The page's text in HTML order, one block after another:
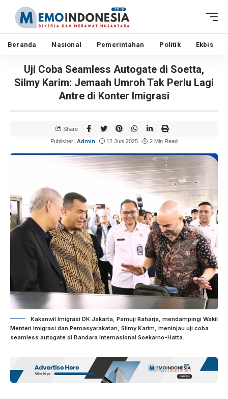
Beranda Nasional Pemerintahan Politik Ekbis
Uji Coba Seamless Autogate di Soetta,
Silmy Karim: Jemaah Umroh Tak Perlu Lagi
Antre di Konter Imigrasi
Publisher: Admin 12 Juni 2025 2 Min Read
Share
Kakanwil Imigrasi DK Jakarta, Pamuji Raharja, mendampingi Wakil
Menteri Imigrasi dan Pemasyarakatan, Silmy Karim, meninjau uji coba
seamless autogate di Bandara Internasional Soekarno-Hatta.